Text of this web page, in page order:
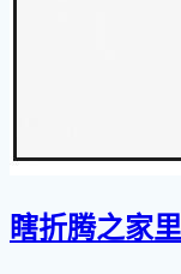
瞎折腾之家